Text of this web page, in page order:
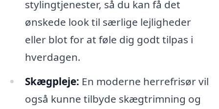
stylingtjenester, så du kan få det
ønskede look til særlige lejligheder
eller blot for at føle dig godt tilpas i
hverdagen.
Skægpleje: En moderne herrefrisør vil
også kunne tilbyde skægtrimning og